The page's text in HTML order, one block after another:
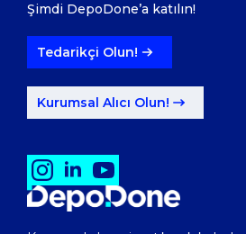
Şimdi DepoDone’a katılın!
Tedarikçi Olun!
Kurumsal Alıcı Olun!